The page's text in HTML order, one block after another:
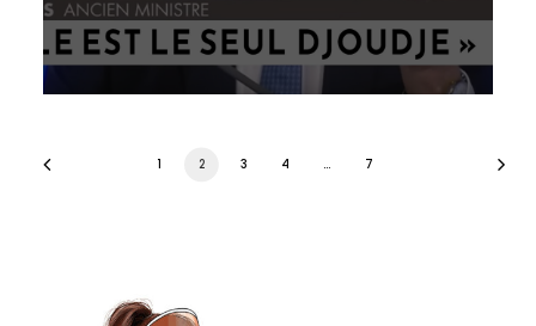
1 2 3 4 … 7